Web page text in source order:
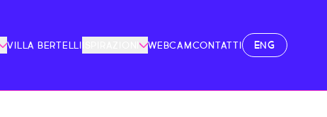
ENG
VILLA BERTELLI ISPIRAZIONI WEBCAMCONTATTI